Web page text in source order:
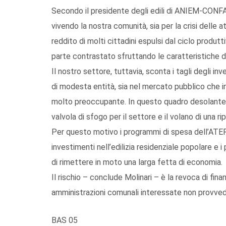
Secondo il presidente degli edili di ANIEM-
vivendo la nostra comunità, sia per la crisi delle
reddito di molti cittadini espulsi dal ciclo
parte contrastato sfruttando le caratteristiche
Il nostro settore, tuttavia, sconta i tagli degli
di modesta entità, sia nel mercato pubblico che
molto preoccupante. In questo quadro
valvola di sfogo per il settore e il volano di una
Per questo motivo i programmi di spesa
investimenti nell’edilizia residenziale popolare e
di rimettere in moto una larga fetta di economia.
Il rischio – conclude Molinari – è la revoca di
amministrazioni comunali interessate non
BAS 05